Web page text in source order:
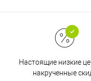
Настоящие низкие
накрученные